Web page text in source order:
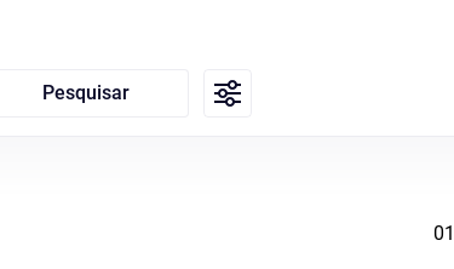
Pesquisar